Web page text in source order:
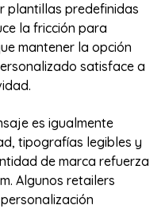
plantillas predefinidas
la fricción para
mantener la opción
satisface a
es igualmente
tipografías legibles y
de marca refuerza
Algunos retailers